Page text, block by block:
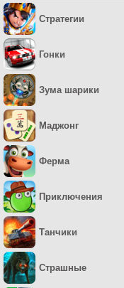
Стратегии
Гонки
Зума шарики
Маджонг
Ферма
Приключения
Танчики
Страшные